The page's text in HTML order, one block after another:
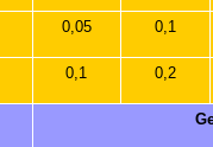
0,05 0,1
0,1 0,2